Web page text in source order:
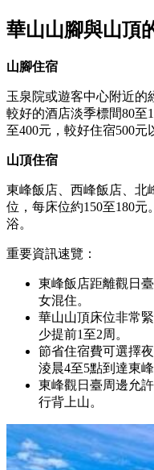
華山山腳與山頂
山腳住宿
玉泉院或遊客中心附近的
較好的酒店淡季標間80至
至400元，較好住宿500元
山頂住宿
東峰飯店、西峰飯店、北
位，每床位約150至180
浴。
重要資訊速覽：
東峰飯店距離觀日
女混住。
華山山頂床位非常
少提前1至2周。
節省住宿費可選擇
淩晨4至5點到達東峰
東峰觀日臺周邊允
行背上山。